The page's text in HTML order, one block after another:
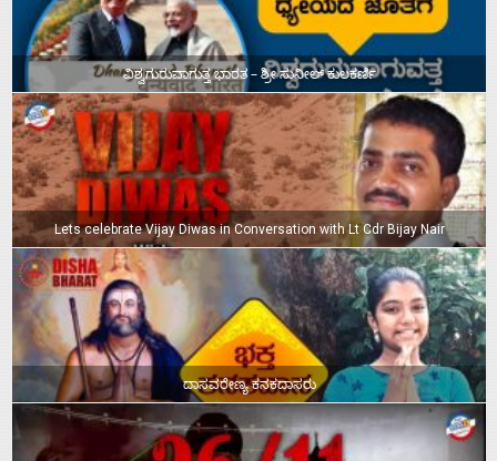
ವಿಶ್ವಗುರುವಾಗುತ್ತ ಭಾರತ – ಶ್ರೀ ಸುನೀಲ್‌ ಕುಲಕರ್ಣಿ
Lets celebrate Vijay Diwas in Conversation with Lt Cdr Bijay Nair
ದಾಸವರೇಣ್ಯ ಕನಕದಾಸರು